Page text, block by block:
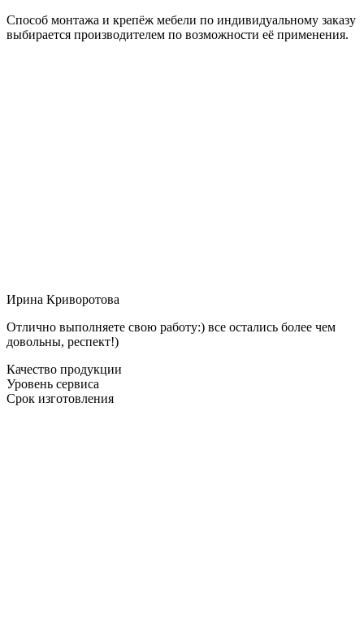
Способ монтажа и крепёж мебели по индивидуальному заказу
выбирается производителем по возможности её применения.
Ирина Криворотова
Отлично выполняете свою работу:) все остались более чем
довольны, респект!)
Качество продукции
Уровень сервиса
Срок изготовления